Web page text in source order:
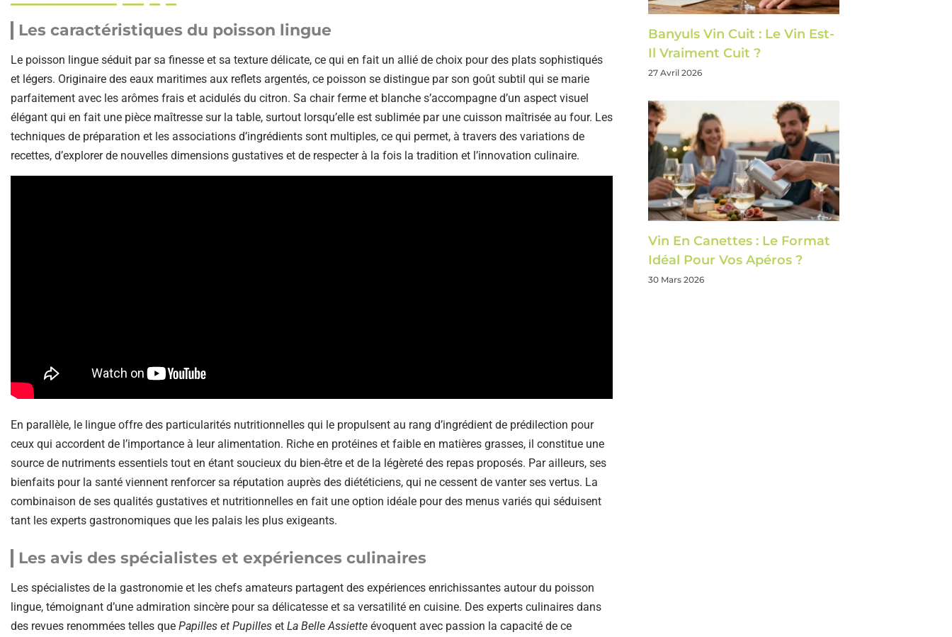
Les caractéristiques du poisson lingue
Le poisson lingue séduit par sa finesse et sa texture délicate, ce qui en fait un allié de choix pour des plats sophistiqués
et légers. Originaire des eaux maritimes aux reflets argentés, ce poisson se distingue par son goût subtil qui se marie
parfaitement avec les arômes frais et acidulés du citron. Sa chair ferme et blanche s’accompagne d’un aspect visuel
élégant qui en fait une pièce maîtresse sur la table, surtout lorsqu’elle est sublimée par une cuisson maîtrisée au four. Les
techniques de préparation et les associations d’ingrédients sont multiples, ce qui permet, à travers des variations de
recettes, d’explorer de nouvelles dimensions gustatives et de respecter à la fois la tradition et l’innovation culinaire.
En parallèle, le lingue offre des particularités nutritionnelles qui le propulsent au rang d’ingrédient de prédilection pour
ceux qui accordent de l’importance à leur alimentation. Riche en protéines et faible en matières grasses, il constitue une
source de nutriments essentiels tout en étant soucieux du bien-être et de la légèreté des repas proposés. Par ailleurs, ses
bienfaits pour la santé viennent renforcer sa réputation auprès des diététiciens, qui ne cessent de vanter ses vertus. La
combinaison de ses qualités gustatives et nutritionnelles en fait une option idéale pour des menus variés qui séduisent
tant les experts gastronomiques que les palais les plus exigeants.
Les avis des spécialistes et expériences culinaires
Les spécialistes de la gastronomie et les chefs amateurs partagent des expériences enrichissantes autour du poisson
lingue, témoignant d’une admiration sincère pour sa délicatesse et sa versatilité en cuisine. Des experts culinaires dans
des revues renommées telles que Papilles et Pupilles et La Belle Assiette évoquent avec passion la capacité de ce
Banyuls Vin Cuit : Le Vin Est-
Il Vraiment Cuit ?
27 Avril 2026
Vin En Canettes : Le Format
Idéal Pour Vos Apéros ?
30 Mars 2026